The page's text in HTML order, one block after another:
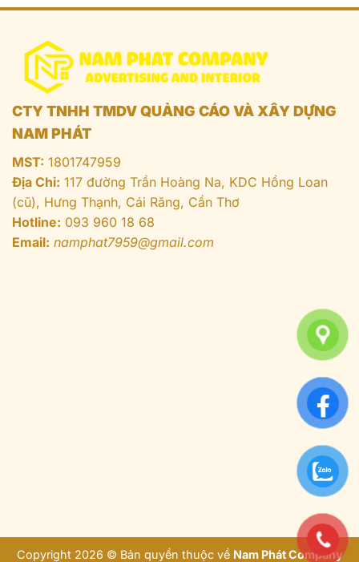
CTY TNHH TMDV QUẢNG CÁO VÀ XÂY DỰNG
NAM PHÁT
MST: 1801747959
Địa Chỉ: 117 đường Trần Hoàng Na, KDC Hồng Loan
(cũ), Hưng Thạnh, Cái Răng, Cần Thơ
Hotline: 093 960 18 68
Email: namphat7959@gmail.com
Copyright 2026 © Bản quyền thuộc về Nam Phát Company